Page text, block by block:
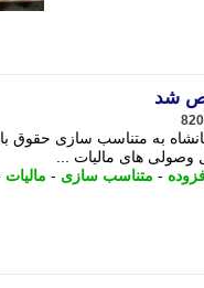
شد
افزوده کرمانشاه به متناسب سازی
- متناسب سازی - مالیات